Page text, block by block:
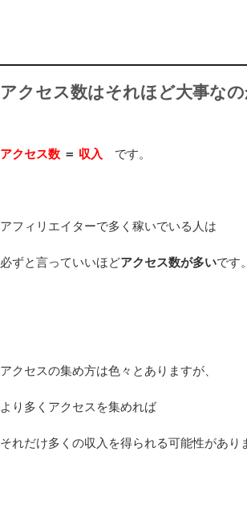
アクセス数はそれほど大事なの
アクセス数 ＝ 収入 です。
アフィリエイターで多く稼いでいる人は
必ずと言っていいほどアクセス数が多いです。
アクセスの集め方は色々とありますが、
より多くアクセスを集めれば
それだけ多くの収入を得られる可能性があり